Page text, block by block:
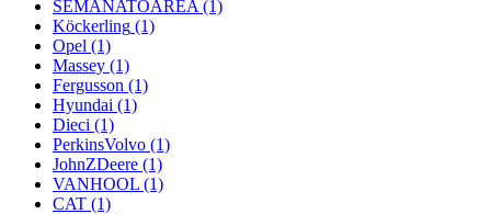
SEMANATOAREA (1)
Köckerling (1)
Opel (1)
Massey (1)
Fergusson (1)
Hyundai (1)
Dieci (1)
PerkinsVolvo (1)
JohnZDeere (1)
VANHOOL (1)
CAT (1)